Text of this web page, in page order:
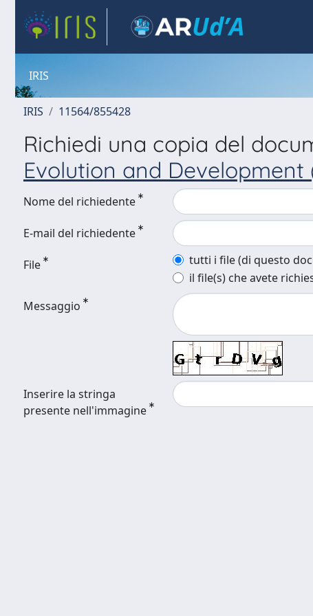
IRIS
IRIS 11564/855428
Richiedi una copia del
Evolution and Development
Nome del richiedente
E-mail del richiedente
File
tutti i file (di questo
il file(s) che avete
Messaggio
Inserire la stringa
presente nell'immagine